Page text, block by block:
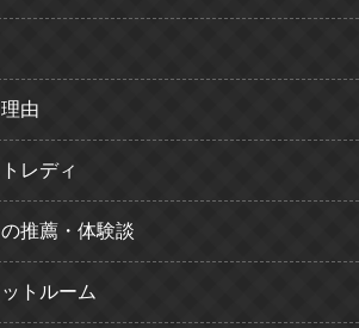
由
レディ
推薦・体験談
トルーム